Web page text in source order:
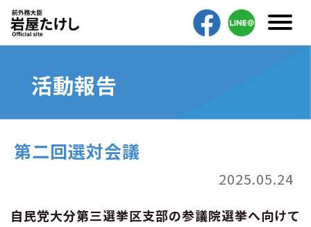
活動報告
第二回選対会議
2025.05.24
自民党大分第三選挙区支部の参議院選挙へ向けて